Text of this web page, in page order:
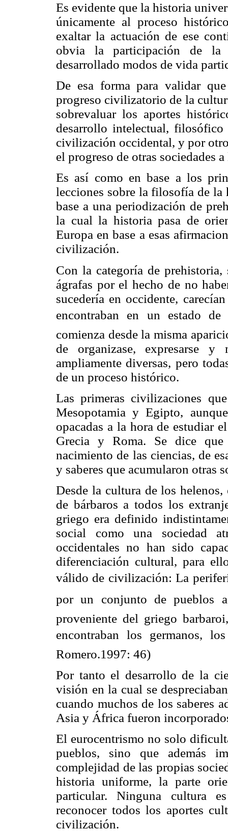
Es evidente que la historia
únicamente al proceso
exaltar la actuación de ese
obvia la participación de la
desarrollado modos de vida
De esa forma para validar
progreso civilizatorio de la
sobrevaluar los aportes
desarrollo intelectual,
civilización occidental, y por
el progreso de otras sociedades
Es así como en base a los
lecciones sobre la filosofía de
base a una periodización de
la cual la historia pasa de
Europa en base a esas
civilización.
Con la categoría de prehistoria,
ágrafas por el hecho de no
sucedería en occidente,
encontraban en un estado de
comienza desde la misma
de organizase, expresarse y
ampliamente diversas, pero
de un proceso histórico.
Las primeras civilizaciones
Mesopotamia y Egipto,
opacadas a la hora de estudiar
Grecia y Roma. Se dice
nacimiento de las ciencias, de
y saberes que acumularon otras
Desde la cultura de los helenos,
de bárbaros a todos los
griego era definido
social como una sociedad
occidentales no han sido
diferenciación cultural, para
válido de civilización: La
por un conjunto de pueblos a
proveniente del griego
encontraban los germanos,
Romero.1997: 46)
Por tanto el desarrollo de la
visión en la cual se
cuando muchos de los saberes
Asia y África fueron
El eurocentrismo no solo
pueblos, sino que además
complejidad de las propias
historia uniforme, la parte
particular. Ninguna cultura
reconocer todos los aportes
civilización.